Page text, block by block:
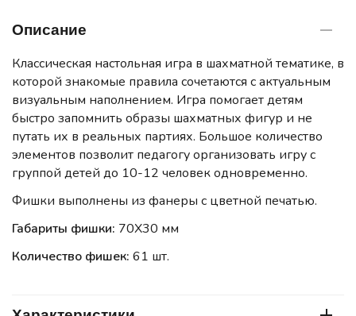
Описание
Классическая настольная игра в шахматной тематике, в
которой знакомые правила сочетаются с актуальным
визуальным наполнением. Игра помогает детям
быстро запомнить образы шахматных фигур и не
путать их в реальных партиях. Большое количество
элементов позволит педагогу организовать игру с
группой детей до 10-12 человек одновременно.
Фишки выполнены из фанеры с цветной печатью.
Габариты фишки: 70Х30 мм
Количество фишек: 61 шт.